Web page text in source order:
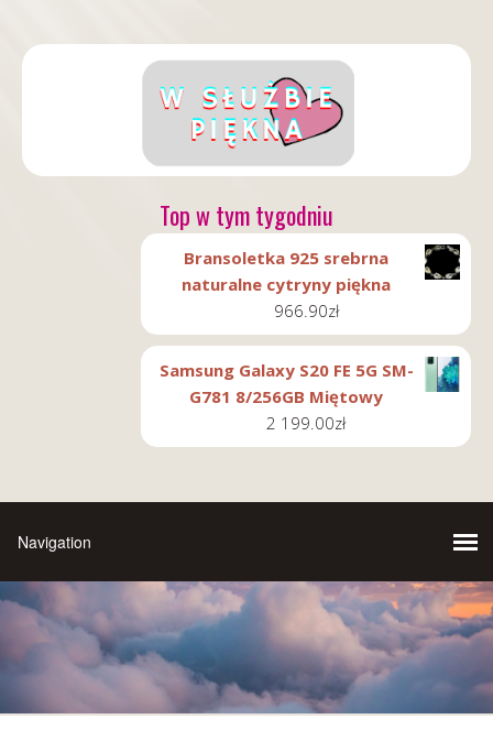
Top w tym tygodniu
Bransoletka 925 srebrna
naturalne cytryny piękna
966.90zł
Samsung Galaxy S20 FE 5G SM-
G781 8/256GB Miętowy
2 199.00zł